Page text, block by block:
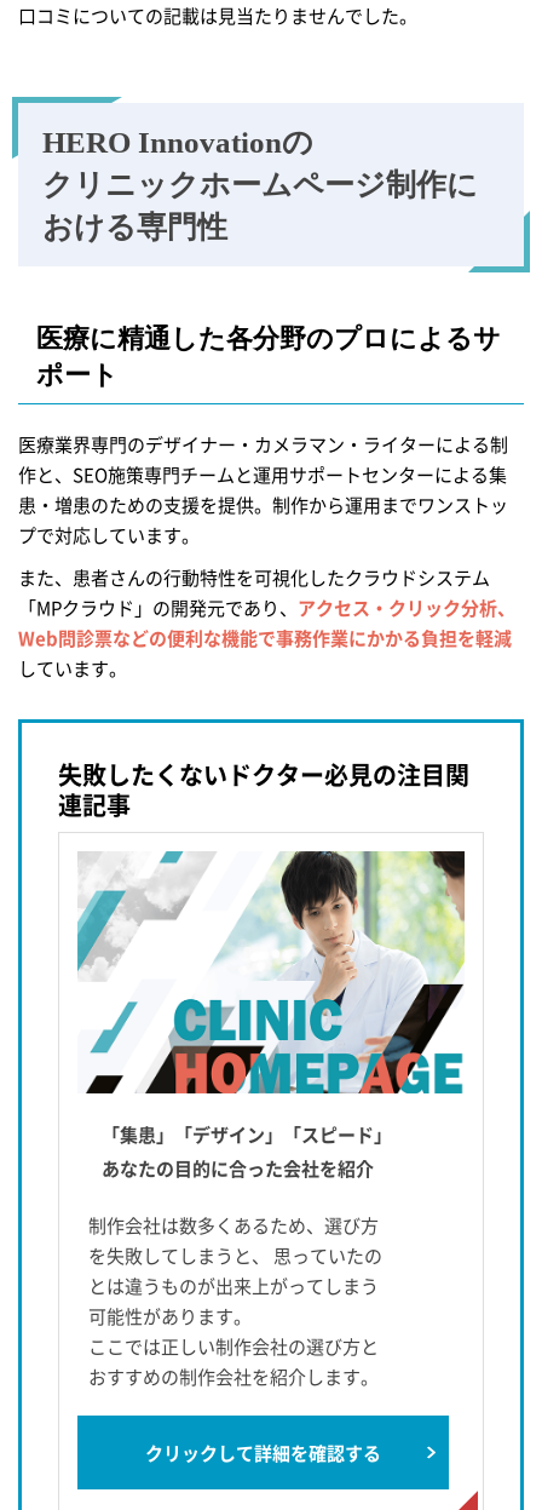
口コミについての記載は見当たりませんでした。
HERO Innovationの
クリニックホームページ制作に
おける専門性
医療に精通した各分野のプロによるサ
ポート
医療業界専門のデザイナー・カメラマン・ライターによる制
作と、SEO施策専門チームと運用サポートセンターによる集
患・増患のための支援を提供。制作から運用までワンストッ
プで対応しています。
また、患者さんの行動特性を可視化したクラウドシステム
「MPクラウド」の開発元であり、 アクセス・クリック分析、
Web問診票などの便利な機能で事務作業にかかる負担を軽減
しています。
失敗したくないドクター必見の注目関
連記事
「集患」「デザイン」「スピード」
あなたの目的に合った会社を紹介
制作会社は数多くあるため、選び方
を失敗してしまうと、 思っていたの
とは違うものが出来上がってしまう
可能性があります。
ここでは正しい制作会社の選び方と
おすすめの制作会社を紹介します。
クリックして詳細を確認する